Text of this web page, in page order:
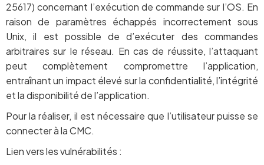
25617) concernant l’exécution de commande sur l’OS. En
raison de paramètres échappés incorrectement sous
Unix, il est possible de d’exécuter des commandes
arbitraires sur le réseau. En cas de réussite, l’attaquant
peut complètement compromettre l’application,
entraînant un impact élevé sur la confidentialité, l’intégrité
et la disponibilité de l’application.
Pour la réaliser, il est nécessaire que l’utilisateur puisse se
connecter à la CMC.
Lien vers les vulnérabilités :